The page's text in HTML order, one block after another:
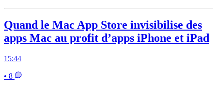
Quand le Mac App Store invisibilise des
apps Mac au profit d’apps iPhone et iPad
15:44
• 8